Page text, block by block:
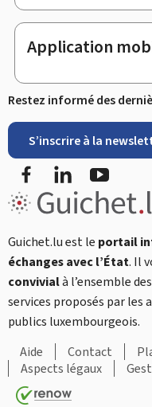
Application
Restez informé des
S’inscrire à la
FacebookLinkedIn
Guichet.lu est le portail
échanges avec l’État. Il
convivialà l’ensemble
services proposés par
publics luxembourgeois.
Aide
Contact
Aspects légaux